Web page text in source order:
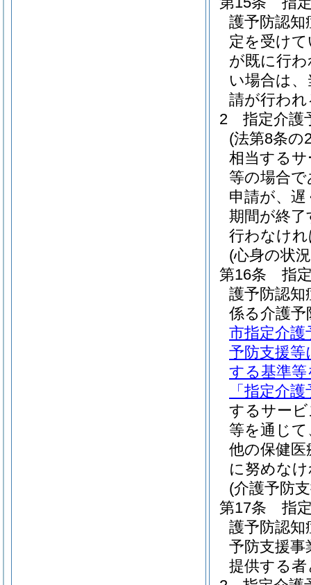
護予防認知
定を受け
が既に行
い場合は
請が行わ
2
指定介護
(法第8条の
相当する
等の場合
申請が、
期間が終
行わなけ
(心身の状
第16条
指
護予防認
係る介護
市指定介護
予防支援
する基準
「指定介
するサー
等を通じ
他の保健
に努めな
(介護予防
第17条
指
護予防認
予防支援
提供する